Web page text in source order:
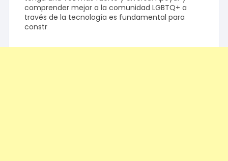
comprender mejor a la comunidad LGBTQ+ a
través de la tecnología es fundamental para
constr